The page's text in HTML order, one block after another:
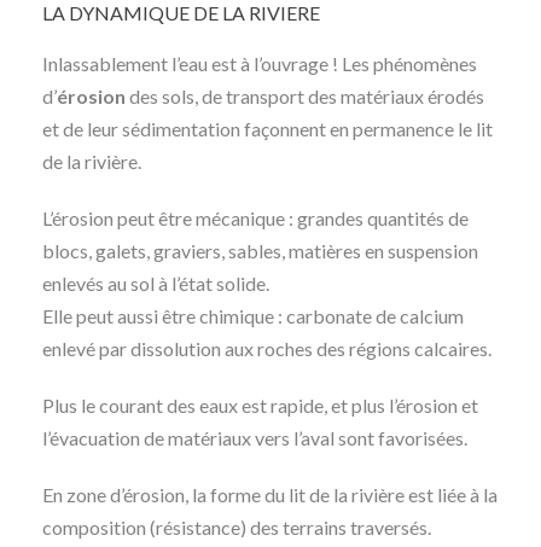
LA DYNAMIQUE DE LA RIVIERE
Inlassablement l’eau est à l’ouvrage ! Les phénomènes
d’érosion des sols, de transport des matériaux érodés
et de leur sédimentation façonnent en permanence le lit
de la rivière.
L’érosion peut être mécanique : grandes quantités de
blocs, galets, graviers, sables, matières en suspension
enlevés au sol à l’état solide.
Elle peut aussi être chimique : carbonate de calcium
enlevé par dissolution aux roches des régions calcaires.
Plus le courant des eaux est rapide, et plus l’érosion et
l’évacuation de matériaux vers l’aval sont favorisées.
En zone d’érosion, la forme du lit de la rivière est liée à la
composition (résistance) des terrains traversés.